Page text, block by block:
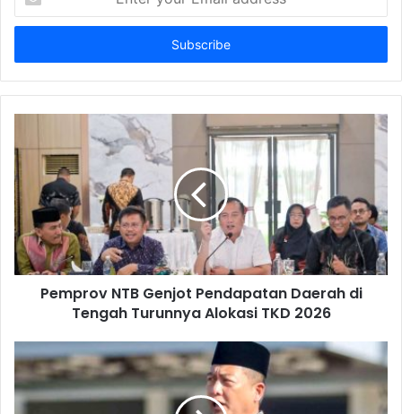
your
Email
Pemprov NTB Genjot Pendapatan Daerah di
Tengah Turunnya Alokasi TKD 2026